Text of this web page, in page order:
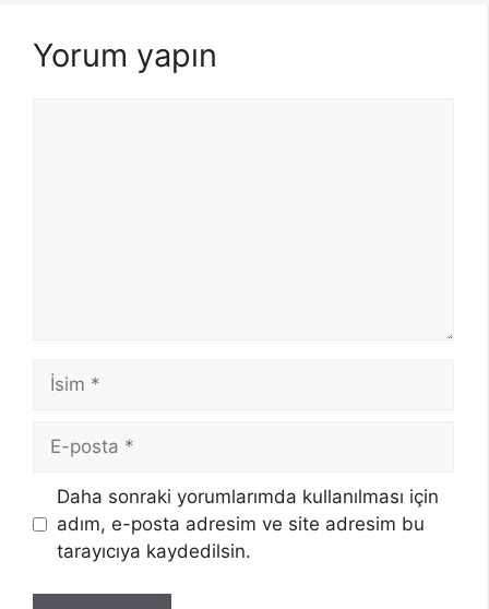
Yorum yapın
İsim
posta
Daha sonraki yorumlarımda kullanılması için
adım, e-posta adresim ve site adresim bu
tarayıcıya kaydedilsin.